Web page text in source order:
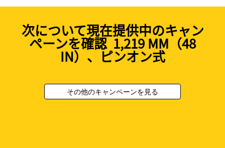
次について現在提供中のキャン
ペーンを確認 1,219 MM（48
IN）、ピンオン式
その他のキャンペーンを見る